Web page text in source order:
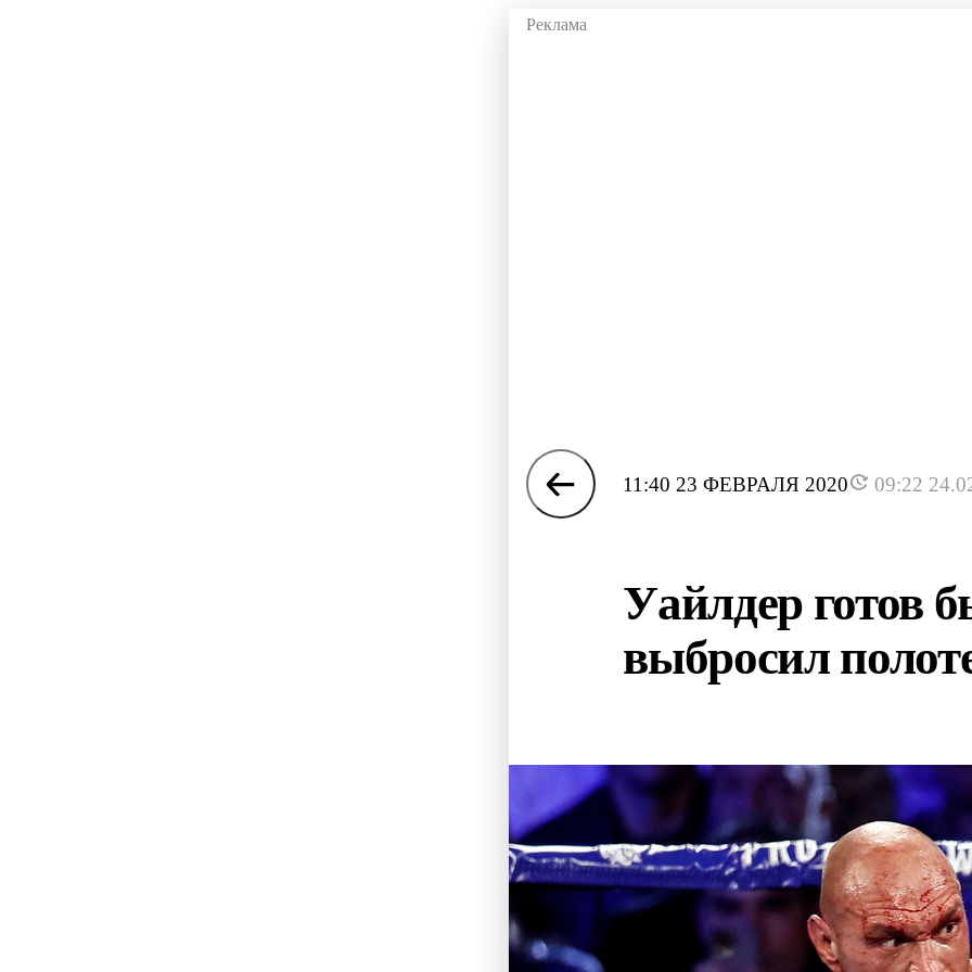
11:40 23 ФЕВРАЛЯ 2020 09:22
Уайлдер готов
выбросил